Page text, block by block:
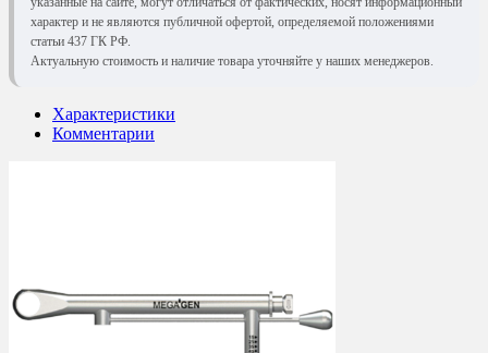
характер и не являются публичной офертой, определяемой положениями
статьи 437 ГК РФ.
Актуальную стоимость и наличие товара уточняйте у наших менеджеров.
Характеристики
Комментарии